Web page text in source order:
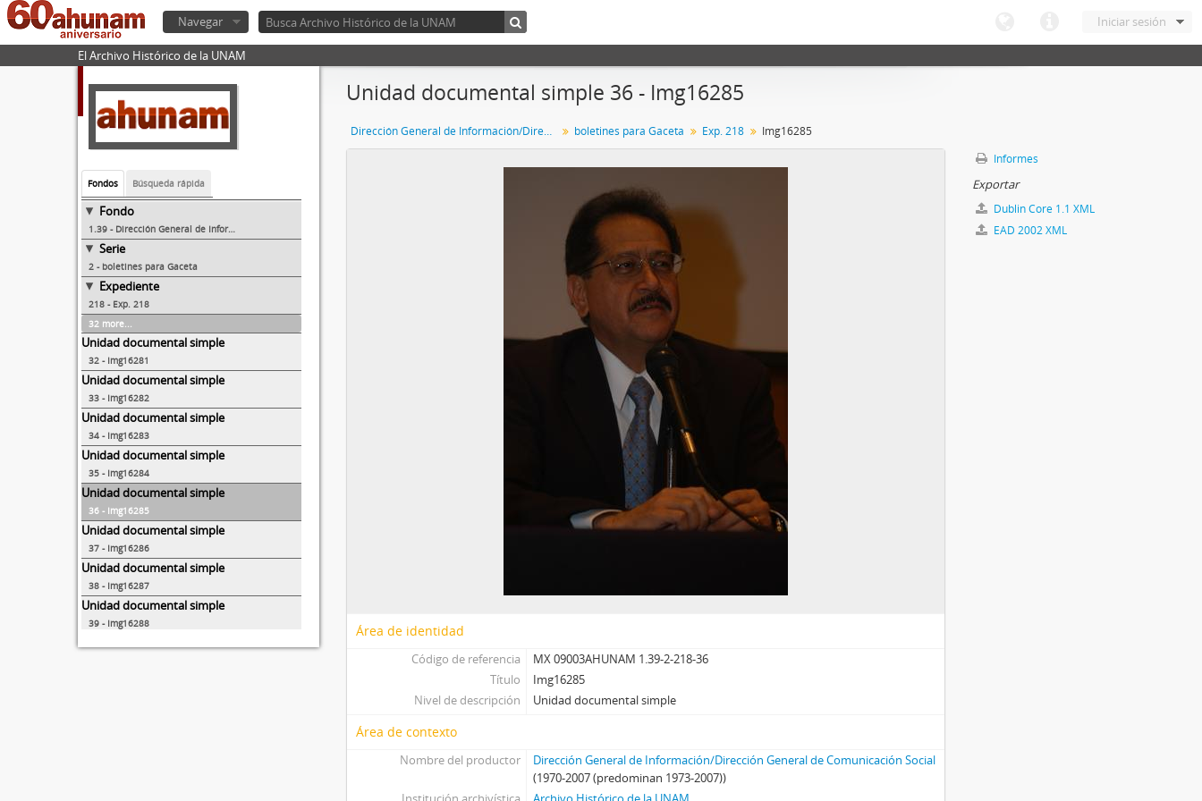
Iniciar sesión
Navegar
El Archivo Histórico de la UNAM
Fondos Búsqueda rápida
Fondo
1.39 - Dirección General de Información/Dirección General de Comunicación Social
Serie
2 - boletines para Gaceta
Expediente
218 - Exp. 218
32 more...
Unidad documental simple
32 - Img16281
Unidad documental simple
33 - Img16282
Unidad documental simple
34 - Img16283
Unidad documental simple
35 - Img16284
Unidad documental simple
36 - Img16285
Unidad documental simple
37 - Img16286
Unidad documental simple
38 - Img16287
Unidad documental simple
39 - Img16288
Unidad documental simple 36 - Img16285
Dirección General de Información/Dirección General de Comunicación Social boletines para Gaceta Exp. 218 Img16285
Área de identidad
Código de referencia
MX 09003AHUNAM 1.39-2-218-36
Título
Img16285
Nivel de descripción
Unidad documental simple
Área de contexto
Nombre del productor
Dirección General de Información/Dirección General de Comunicación Social
(1970-2007 (predominan 1973-2007))
Informes
Exportar
Dublin Core 1.1 XML
EAD 2002 XML